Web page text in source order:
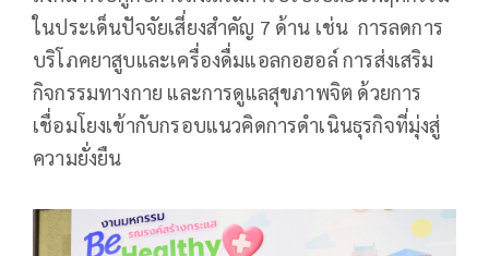
ในประเด็นปัจจัยเสี่ยงสำคัญ 7 ด้าน เช่น การลดการ
บริโภคยาสูบและเครื่องดื่มแอลกอฮอล์ การส่งเสริม
กิจกรรมทางกาย และการดูแลสุขภาพจิต ด้วยการ
เชื่อมโยงเข้ากับกรอบแนวคิดการดำเนินธุรกิจที่มุ่งสู่
ความยั่งยืน